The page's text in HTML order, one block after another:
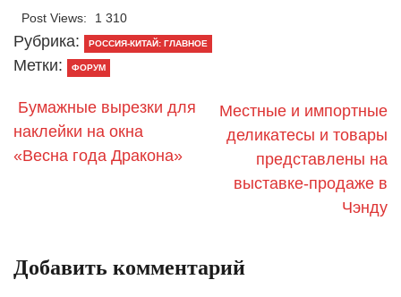
Post Views: 1 310
Рубрика: РОССИЯ-КИТАЙ: ГЛАВНОЕ
Метки: ФОРУМ
Бумажные вырезки для
наклейки на окна
«Весна года Дракона»
Местные и импортные
деликатесы и товары
представлены на
выставке-продаже в
Чэнду
Добавить комментарий